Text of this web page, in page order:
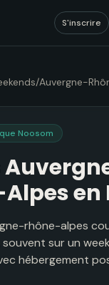
S'inscrire
/Auvergne-
Noosom
en
rhône-alpes
sur un
hébergement